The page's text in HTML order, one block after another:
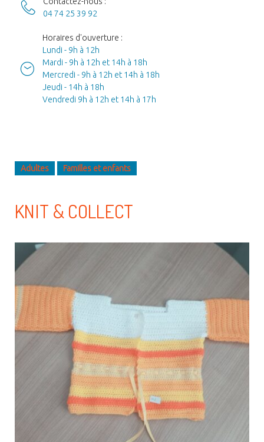
04 74 25 39 92
Horaires d'ouverture :
Lundi - 9h à 12h
Mardi - 9h à 12h et 14h à 18h
Mercredi - 9h à 12h et 14h à 18h
Jeudi - 14h à 18h
Vendredi 9h à 12h et 14h à 17h
Adultes Familles et enfants
KNIT & COLLECT